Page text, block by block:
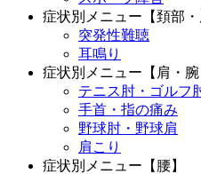
症状別メニュー【頚部・
突発性難聴
耳鳴り
症状別メニュー【肩・腕
テニス肘・ゴルフ
手首・指の痛み
野球肘・野球肩
肩こり
症状別メニュー【腰】